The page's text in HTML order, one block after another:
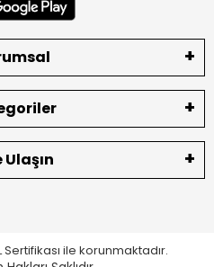
Ulaşın
ile korunmaktadır.